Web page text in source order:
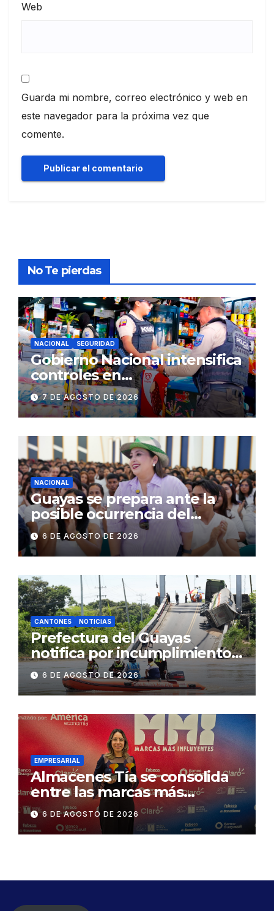
Web
Guarda mi nombre, correo electrónico y web en
este navegador para la próxima vez que
comente.
No Te pierdas
NACIONAL SEGURIDAD
Gobierno Nacional intensifica
controles en
establecimientos y espacios
públicos de Pichincha: 684
operativos en zonas
comerciales y de
concurrencia
7 DE AGOSTO DE 2026
NACIONAL
Guayas se prepara ante la
posible ocurrencia del
fenómeno de El Niño:
Gobierno Nacional capacita a
2.500 jóvenes
6 DE AGOSTO DE 2026
CANTONES NOTICIAS
Prefectura del Guayas
notifica por incumplimiento
contractual a la
Concesionaria CONORTE y
exige celeridad en
desmontaje del puente
Gonzalo Icaza Cornejo, en
Daule
6 DE AGOSTO DE 2026
EMPRESARIAL
Almacenes Tía se consolida
entre las marcas más
influyentes del Ecuador
6 DE AGOSTO DE 2026